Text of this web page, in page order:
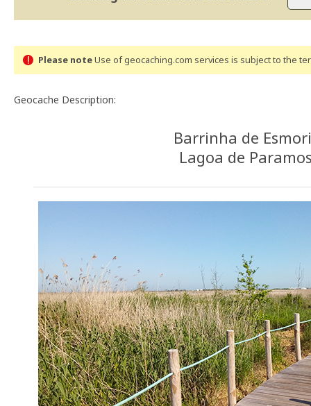
Please noteUse of geocaching.com services is subject to the
Geocache Description:
Barrinha de
Lagoa de